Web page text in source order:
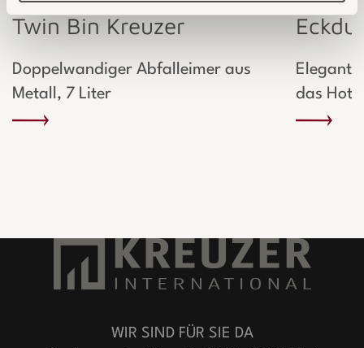
Twin Bin Kreuzer
Doppelwandiger Abfalleimer aus
Metall, 7 Liter
das
WIR SIND FÜR SIE DA